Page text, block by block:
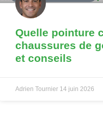
Quelle pointure
chaussures de
et conseils
Adrien Tournier 14 juin 2026